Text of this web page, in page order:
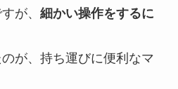
が、 細かい操作をするに
が、持ち運びに便利なマ